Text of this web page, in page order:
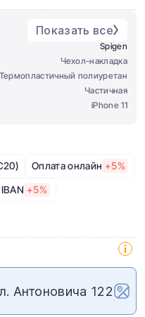
Показать все
Spigen
Чеxол-накладка
Термопластичный полиуретан
Частичная
iPhone 11
Оплата онлайн +5%
+5%
Антоновича 122